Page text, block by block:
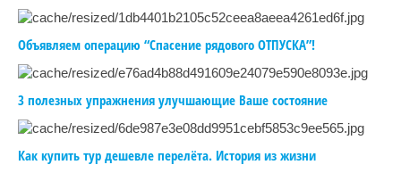
Объявляем операцию “Спасение рядового ОТПУСКА”!
3 полезных упражнения улучшающие Ваше состояние
Как купить тур дешевле перелёта. История из жизни